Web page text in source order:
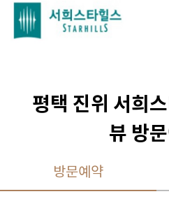
평택 진위 서희
뷰 방
방문예약